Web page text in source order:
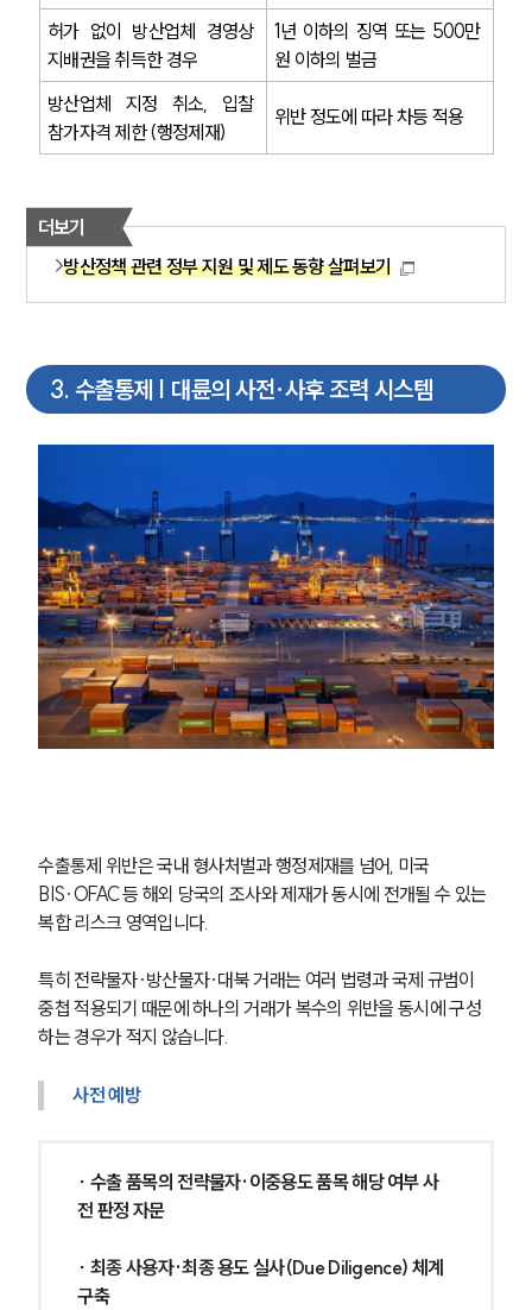
사례분석/최신동향
법률정보
법률지식인
고객후기
국제조세·관세그룹 업무
조세전문변호사
소식/자료
언론보도
공지사항
법률 블로그
법률서식
뉴스레터/브로슈어
세미나
대륜법률상담예약
대륜법률상담예약
허가 없이 방산업체 경영상
지배권을 취득한 경우
1년 이하의 징역 또는 500만
원 이하의 벌금
방산업체 지정 취소, 입찰
참가자격 제한 (행정제재)
위반 정도에 따라 차등 적용
더보기
방산정책 관련 정부 지원 및 제도 동향 살펴보기
3. 수출통제 | 대륜의 사전·사후 조력 시스템
수출통제 위반은 국내 형사처벌과 행정제재를 넘어, 미국
BIS·OFAC 등 해외 당국의 조사와 제재가 동시에 전개될 수 있는
복합 리스크 영역입니다.
특히 전략물자·방산물자·대북 거래는 여러 법령과 국제 규범이
중첩 적용되기 때문에 하나의 거래가 복수의 위반을 동시에 구성
하는 경우가 적지 않습니다.
사전 예방
∙ 수출 품목의 전략물자·이중용도 품목 해당 여부 사
전 판정 자문
∙ 최종 사용자·최종 용도 실사(Due Diligence) 체계
구축